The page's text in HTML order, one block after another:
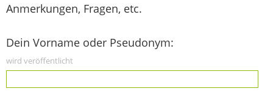
Anmerkungen, Fragen, etc.
Dein Vorname oder Pseudonym:
wird veröffentlicht